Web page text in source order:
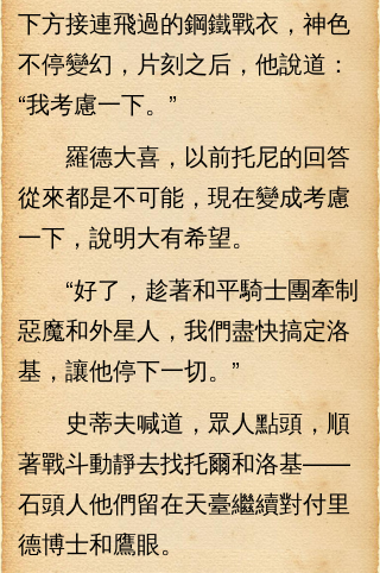
下方接連飛過的鋼鐵戰衣，神色
不停變幻，片刻之后，他說道：
“我考慮一下。”
羅德大喜，以前托尼的回答
從來都是不可能，現在變成考慮
一下，說明大有希望。
“好了，趁著和平騎士團牽制
惡魔和外星人，我們盡快搞定洛
基，讓他停下一切。”
史蒂夫喊道，眾人點頭，順
著戰斗動靜去找托爾和洛基——
石頭人他們留在天臺繼續對付里
德博士和鷹眼。